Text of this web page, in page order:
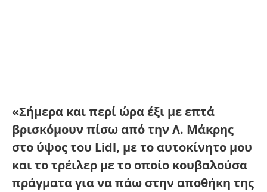
«Σήμερα και περί ώρα έξι με επτά
βρισκόμουν πίσω από την Λ. Μάκρης
στο ύψος του Lidl, με το αυτοκίνητο μου
και το τρέιλερ με το οποίο κουβαλούσα
πράγματα για να πάω στην αποθήκη της